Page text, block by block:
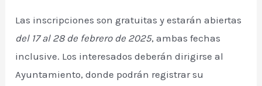
Las inscripciones son gratuitas y estarán abiertas
del 17 al 28 de febrero de 2025, ambas fechas
inclusive. Los interesados deberán dirigirse al
Ayuntamiento, donde podrán registrar su